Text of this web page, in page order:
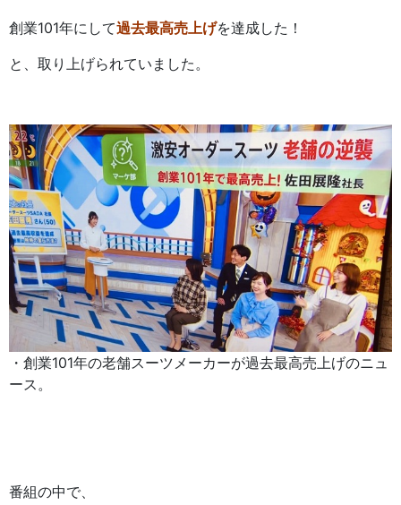
創業101年にして過去最高売上げを達成した！
と、取り上げられていました。
・創業101年の老舗スーツメーカーが過去最高売上げのニュ
ース。
番組の中で、